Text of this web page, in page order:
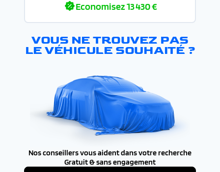
Economisez13 430 €
VOUS NE TROUVEZ PAS
LE VÉHICULE SOUHAITÉ ?
Nos conseillers vous aident dans votre recherche
Gratuit & sans engagement